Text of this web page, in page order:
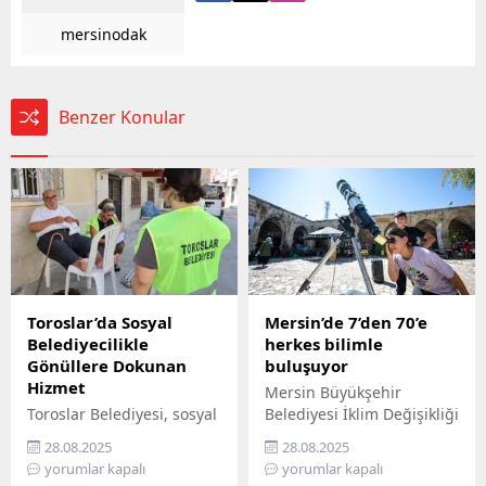
mersinodak
Benzer Konular
Toroslar’da Sosyal
Belediyecilikle
Gönüllere Dokunan
Hizmet
Toroslar Belediyesi, sosyal
belediyecilik anlayışıyla
vatandaşların gönüllerine
dokunmaya devam ediyor.
28.08.2025
yorumlar kapalı
Mersin’de 7’den 70’e
herkes bilimle
buluşuyor
Mersin Büyükşehir
Belediyesi İklim Değişikliği
ve Sıfır Atık Dairesi
Başkanlığı, Mercan 100.
Yıl İklim ve Çevre Bilim
28.08.2025
yorumlar kapalı